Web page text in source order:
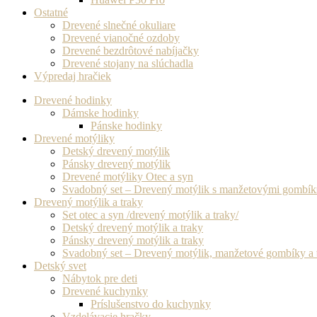
Ostatné
Drevené slnečné okuliare
Drevené vianočné ozdoby
Drevené bezdrôtové nabíjačky
Drevené stojany na slúchadla
Výpredaj hračiek
Drevené hodinky
Dámske hodinky
Pánske hodinky
Drevené motýliky
Detský drevený motýlik
Pánsky drevený motýlik
Drevené motýliky Otec a syn
Svadobný set – Drevený motýlik s manžetovými
Drevený motýlik a traky
Set otec a syn /drevený motýlik a traky/
Detský drevený motýlik a traky
Pánsky drevený motýlik a traky
Svadobný set – Drevený motýlik, manžetové gombíky a
Detský svet
Nábytok pre deti
Drevené kuchynky
Príslušenstvo do kuchynky